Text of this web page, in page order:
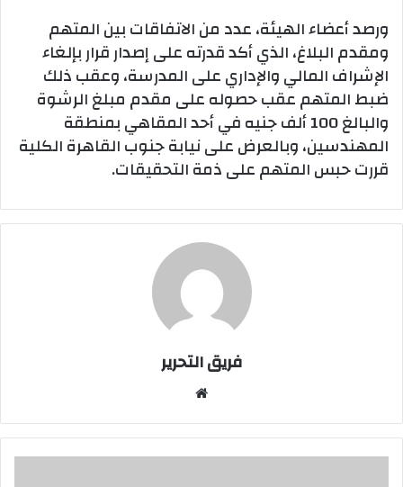
ورصد أعضاء الهيئة، عدد من الاتفاقات بين المتهم
ومقدم البلاغ، الذي أكد قدرته على إصدار قرار بإلغاء
الإشراف المالي والإداري على المدرسة، وعقب ذلك
ضبط المتهم عقب حصوله على مقدم مبلغ الرشوة
والبالغ 100 ألف جنيه في​ أحد المقاهي بمنطقة
المهندسين، وبالعرض على نيابة جنوب القاهرة الكلية
قررت حبس المتهم على ذمة التحقيقات.
فريق التحرير